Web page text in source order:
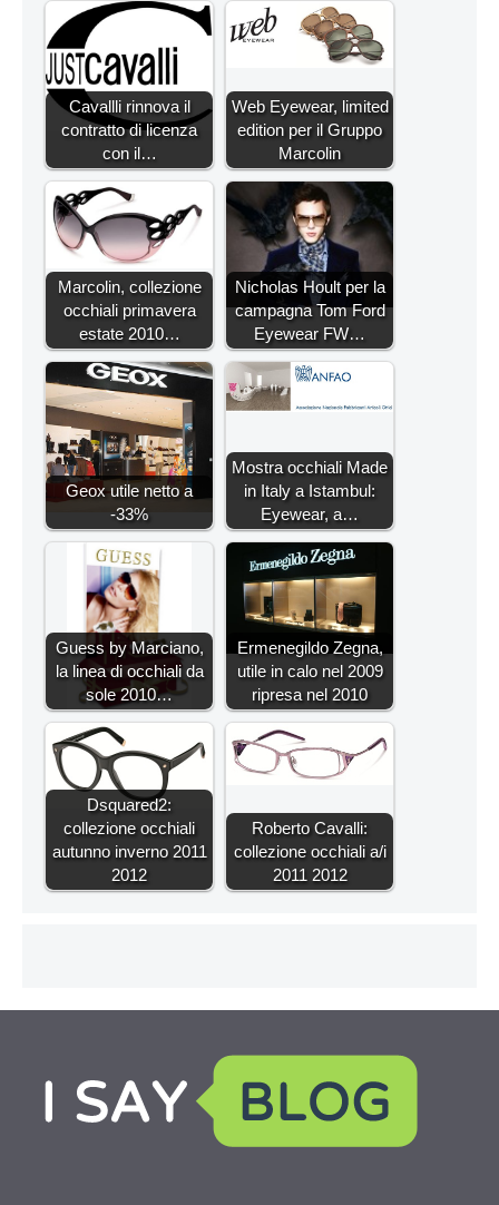
Cavallli rinnova il
contratto di licenza
con il…
Web Eyewear, limited
edition per il Gruppo
Marcolin
Marcolin, collezione
occhiali primavera
estate 2010…
Nicholas Hoult per la
campagna Tom Ford
Eyewear FW…
Geox utile netto a
-33%
Mostra occhiali Made
in Italy a Istambul:
Eyewear, a…
Guess by Marciano,
la linea di occhiali da
sole 2010…
Ermenegildo Zegna,
utile in calo nel 2009
ripresa nel 2010
Dsquared2:
collezione occhiali
autunno inverno 2011
2012
Roberto Cavalli:
collezione occhiali a/i
2011 2012